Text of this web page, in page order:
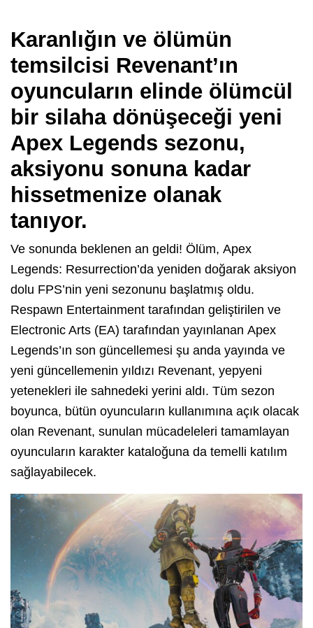
Karanlığın ve ölümün
temsilcisi Revenant’ın
oyuncuların elinde ölümcül
bir silaha dönüşeceği yeni
Apex Legends sezonu,
aksiyonu sonuna kadar
hissetmenize olanak
tanıyor.
Ve sonunda beklenen an geldi! Ölüm, Apex
Legends: Resurrection’da yeniden doğarak aksiyon
dolu FPS’nin yeni sezonunu başlatmış oldu.
Respawn Entertainment tarafından geliştirilen ve
Electronic Arts (EA) tarafından yayınlanan Apex
Legends’ın son güncellemesi şu anda yayında ve
yeni güncellemenin yıldızı Revenant, yepyeni
yetenekleri ile sahnedeki yerini aldı. Tüm sezon
boyunca, bütün oyuncuların kullanımına açık olacak
olan Revenant, sunulan mücadeleleri tamamlayan
oyuncuların karakter kataloğuna da temelli katılım
sağlayabilecek.